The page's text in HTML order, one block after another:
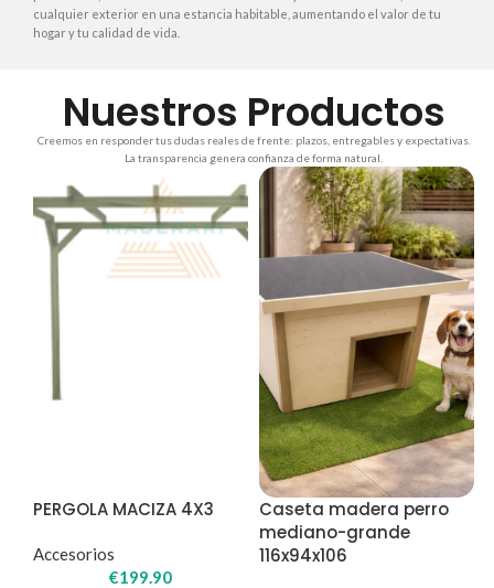
cualquier exterior en una estancia habitable, aumentando el valor de tu
hogar y tu calidad de vida.
Nuestros Productos
Creemos en responder tus dudas reales de frente: plazos, entregables y expectativas.
La transparencia genera confianza de forma natural.
PERGOLA MACIZA 4X3
Accesorios
€199.90
Caseta madera perro
mediano-grande
116x94x106